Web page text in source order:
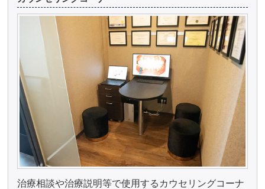
治療相談や治療説明等で使用するカウセリングコーナ